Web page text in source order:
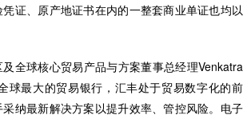
证、原产地证书在内的一整套商业单证也均以
全球核心贸易产品与方案董事总经理Venkatra
球最大的贸易银行，汇丰处于贸易数字化的前
纳最新解决方案以提升效率、管控风险。电子